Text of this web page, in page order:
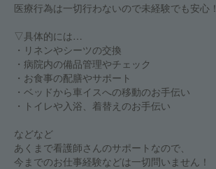
医療行為は一切行わないので未経験でも安心！
▽具体的には…
・リネンやシーツの交換
・病院内の備品管理やチェック
・お食事の配膳やサポート
・ベッドから車イスへの移動のお手伝い
・トイレや入浴、着替えのお手伝い
などなど
あくまで看護師さんのサポートなので、
今までのお仕事経験などは一切問いません！